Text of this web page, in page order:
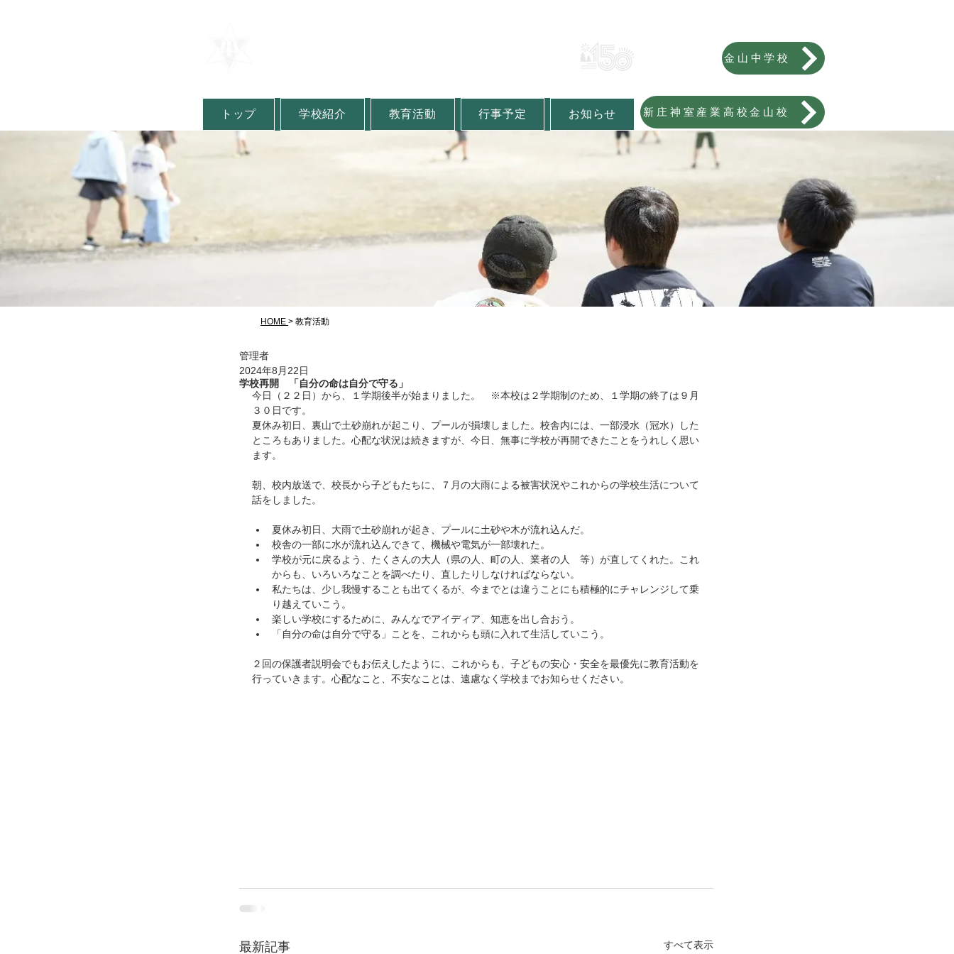
金山中学校
トップ 学校紹介 教育活動 行事予定 お知らせ 新庄神室産業高校金山校
HOME > 教育活動
学校再開 「自分の命は自分で守る」
管理者
2024年8月22日
今日（２２日）から、１学期後半が始まりました。　※本校は２学期制のため、１学期の終了は９月
３０日です。
夏休み初日、裏山で土砂崩れが起こり、プールが損壊しました。校舎内には、一部浸水（冠水）した
ところもありました。心配な状況は続きますが、今日、無事に学校が再開できたことをうれしく思い
ます。
朝、校内放送で、校長から子どもたちに、７月の大雨による被害状況やこれからの学校生活について
話をしました。
夏休み初日、大雨で土砂崩れが起き、プールに土砂や木が流れ込んだ。
校舎の一部に水が流れ込んできて、機械や電気が一部壊れた。
学校が元に戻るよう、たくさんの大人（県の人、町の人、業者の人　等）が直してくれた。これ
からも、いろいろなことを調べたり、直したりしなければならない。
私たちは、少し我慢することも出てくるが、今までとは違うことにも積極的にチャレンジして乗
り越えていこう。
楽しい学校にするために、みんなでアイディア、知恵を出し合おう。
「自分の命は自分で守る」ことを、これからも頭に入れて生活していこう。
２回の保護者説明会でもお伝えしたように、これからも、子どもの安心・安全を最優先に教育活動を
行っていきます。心配なこと、不安なことは、遠慮なく学校までお知らせください。
最新記事 すべて表示